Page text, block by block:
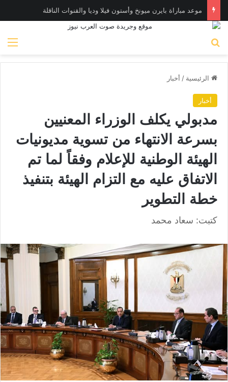
موعد مباراة بايرن ميونخ وأستون فيلا وديا والقنوات الناقلة
الرئيسية / أخبار
أخبار
مدبولي يكلف الوزراء المعنيين
بسرعة الانتهاء من تسوية مديونيات
الهيئة الوطنية للإعلام وفقاً لما تم
الاتفاق عليه مع التزام الهيئة بتنفيذ
خطة التطوير
كتبت: سعاد محمد